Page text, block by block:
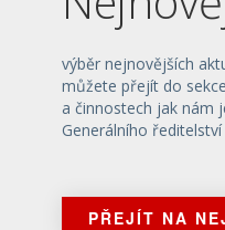
výběr nejnovějších
můžete přejít do
a činnostech jak nám
Generálního ředitelství
PŘEJÍT NA